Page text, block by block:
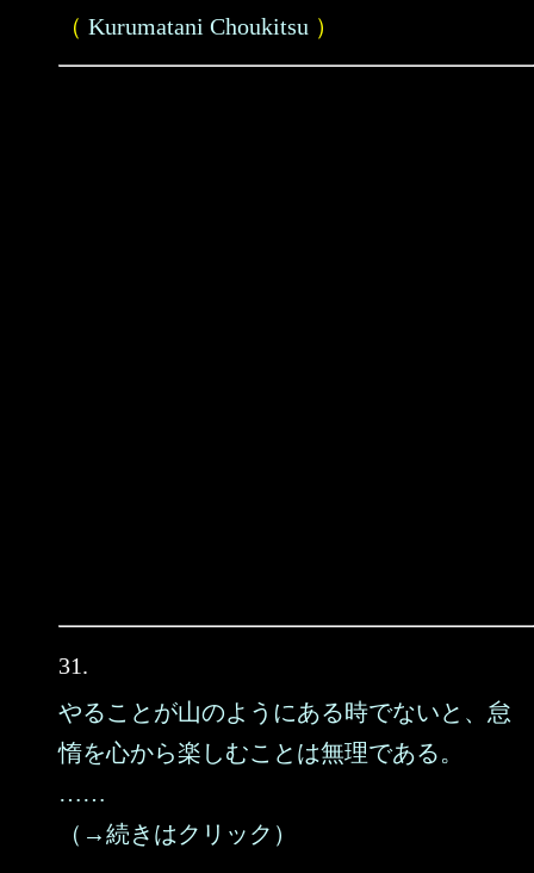
（ Kurumatani Choukitsu ）
31.
やることが山のようにある時でないと、怠
惰を心から楽しむことは無理である。
……
（→続きはクリック）